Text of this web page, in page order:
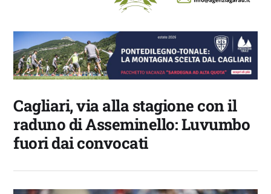
Cagliari, via alla stagione con il
raduno di Asseminello: Luvumbo
fuori dai convocati